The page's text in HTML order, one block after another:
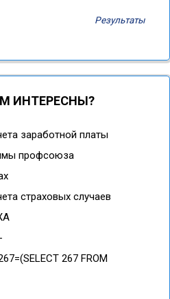
Результаты
ИНТЕРЕСНЫ?
заработной платы
профсоюза
страховых случаев
267 FROM